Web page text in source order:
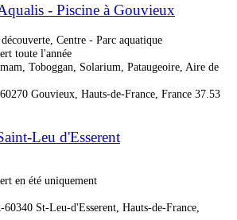
- Piscine à Gouvieux
Centre - Parc aquatique
toute l'année
Toboggan, Solarium, Pataugeoire, Aire de
Gouvieux, Hauts-de-France, France 37.53
Leu d'Esserent
en été uniquement
St-Leu-d'Esserent, Hauts-de-France,